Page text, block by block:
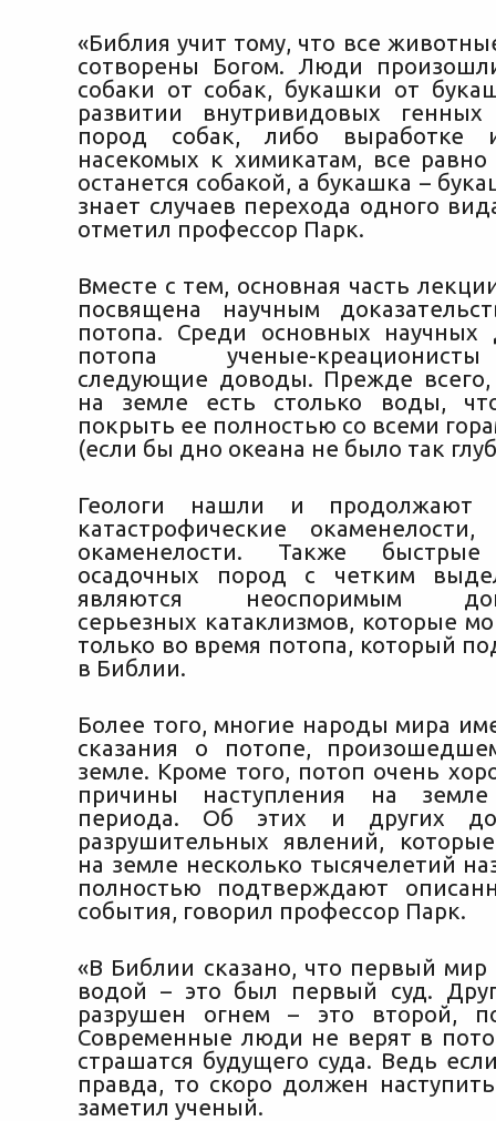
«Библия учит тому, что все
сотворены Богом. Люди
собаки от собак, букашки от
развитии внутривидовых
пород собак, либо выработке
насекомых к химикатам, все равно
останется собакой, а букашка –
знает случаев перехода одного
отметил профессор Парк.
Вместе с тем, основная часть
посвящена научным
потопа. Среди основных научных
потопа ученые-
следующие доводы. Прежде всего,
на земле есть столько воды,
покрыть ее полностью со всеми
(если бы дно океана не было так
Геологи нашли и продолжают
катастрофические окаменелости,
окаменелости. Также быстрые
осадочных пород с четким
являются неоспоримым
серьезных катаклизмов, которые
только во время потопа, который
в Библии.
Более того, многие народы мира
сказания о потопе,
земле. Кроме того, потоп очень
причины наступления на земле
периода. Об этих и других
разрушительных явлений,
на земле несколько тысячелетий
полностью подтверждают
события, говорил профессор Парк.
«В Библии сказано, что первый
водой – это был первый суд.
разрушен огнем – это второй,
Современные люди не верят в
страшатся будущего суда. Ведь
правда, то скоро должен
заметил ученый.